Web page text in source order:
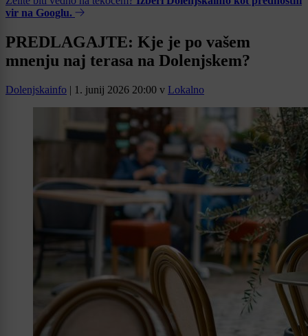
vir na Googlu.
PREDLAGAJTE: Kje je po vašem
mnenju naj terasa na Dolenjskem?
Dolenjskainfo | 1. junij 2026 20:00 v Lokalno